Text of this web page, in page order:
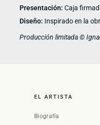
Presentación: Caja
Diseño: Inspirado en la
Producción limitada ©
EL ARTISTA
Biografía